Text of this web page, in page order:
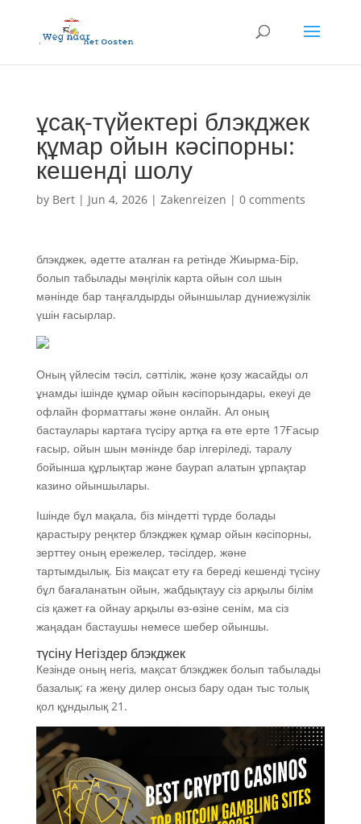
ұсақ-түйектері блэкджек
құмар ойын кәсіпорны:
кешенді шолу
by Bert| Jun 4, 2026| Zakenreizen | 0 comments
блэкджек, әдетте аталған ға ретінде Жиырма-Бір,
болып табылады мәңгілік карта ойын сол шын
мәнінде бар таңғалдырды ойыншылар дүниежүзілік
үшін ғасырлар.
Оның үйлесім тәсіл, сәттілік, және қозу жасайды ол
ұнамды ішінде құмар ойын кәсіпорындары, екеуі де
офлайн форматтағы және онлайн. Ал оның
бастаулары картаға түсіру артқа ға өте ерте 17Ғасыр
ғасыр, ойын шын мәнінде бар ілгеріледі, таралу
бойынша құрлықтар және баурап алатын ұрпақтар
казино ойыншылары.
Ішінде бұл мақала, біз міндетті түрде болады
қарастыру реңктер блэкджек құмар ойын кәсіпорны,
зерттеу оның ережелер, тәсілдер, және
тартымдылық. Біз мақсат ету ға береді кешенді түсіну
бұл бағаланатын ойын, жабдықтауу сіз арқылы білім
сіз қажет ға ойнау арқылы өз-өзіне сенім, ма сіз
жаңадан бастаушы немесе шебер ойыншы.
түсіну Негіздер блэкджек
Кезінде оның негіз, мақсат блэкджек болып табылады
базалық: ға жеңу дилер онсыз бару одан тыс толық
қол құндылық 21.